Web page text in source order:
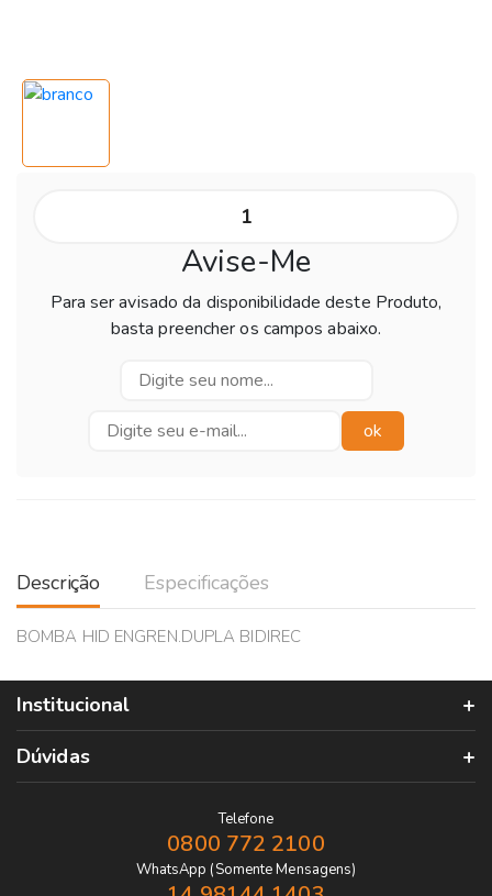
Avise-Me
Para ser avisado da disponibilidade deste Produto,
basta preencher os campos abaixo.
Descrição Especificações
BOMBA HID ENGREN.DUPLA BIDIREC
Institucional
Dúvidas
Telefone
0800 772 2100
WhatsApp (Somente Mensagens)